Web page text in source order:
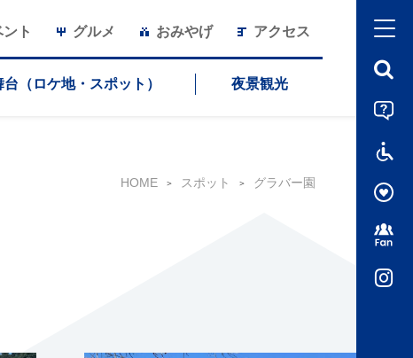
ト グルメ おみやげ アクセス
（ロケ地・スポット） 夜景観光
HOME スポット グラバー園